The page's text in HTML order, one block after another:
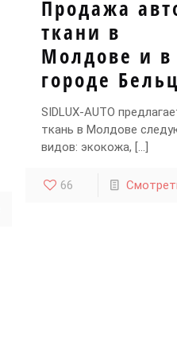
Продажа
ткани в
Молдове и в
городе
SIDLUX-AUTO
ткань в Молдове
видов: экокожа, […]
66